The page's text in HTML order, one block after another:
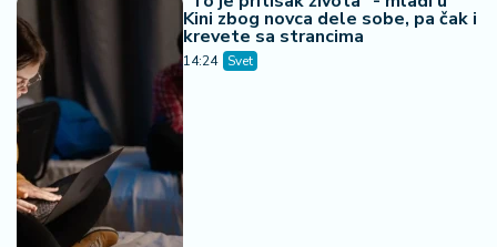
Kini zbog novca dele sobe, pa čak i
krevete sa strancima
14:24 Svet